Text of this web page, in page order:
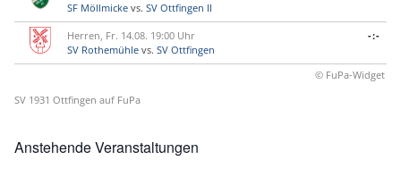
SF Möllmicke vs. SV Ottfingen II
Herren, Fr. 14.08. 19:00 Uhr
SV Rothemühle vs. SV Ottfingen
-:-
© FuPa-Widget
SV 1931 Ottfingen auf FuPa
Anstehende Veranstaltungen